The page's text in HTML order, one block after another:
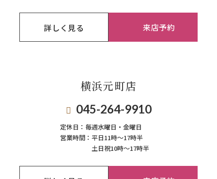
詳しく見る 来店予約
横浜元町店
045-264-9910
定休日： 毎週⽔曜⽇‧⾦曜⽇
営業時間： 平日11時～17時半
土日祝10時～17時半